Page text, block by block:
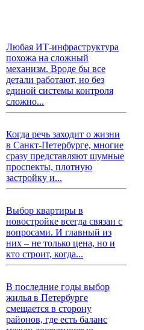
Любая ИТ-инфраструктура
похожа на сложный
механизм. Вроде бы все
детали работают, но без
единой системы контроля
сложно...
Когда речь заходит о жизни
в Санкт-Петербурге, многие
сразу представляют шумные
проспекты, плотную
застройку и...
Выбор квартиры в
новостройке всегда связан с
вопросами. И главный из
них – не только цена, но и
кто строит, когда...
В последние годы выбор
жилья в Петербурге
смещается в сторону
районов, где есть баланс